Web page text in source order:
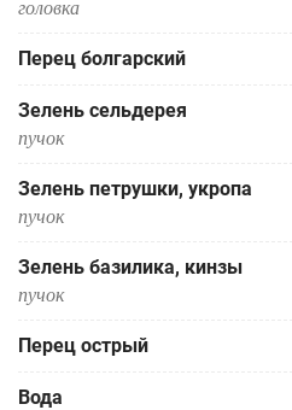
головка
Перец болгарский
Зелень сельдерея
пучок
Зелень петрушки, укропа
пучок
Зелень базилика, кинзы
пучок
Перец острый
Вода